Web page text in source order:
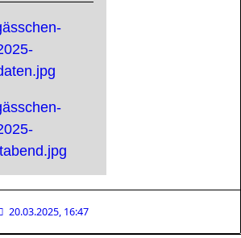
20.03.2025, 16:47